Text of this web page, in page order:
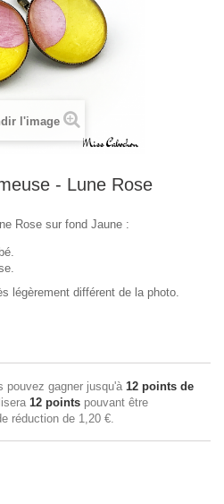
l'image
- Lune Rose
Rose sur fond Jaune :
légèrement différent de la photo.
pouvez gagner jusqu'à 12 points de
12 points pouvant être
réduction de 1,20 €.